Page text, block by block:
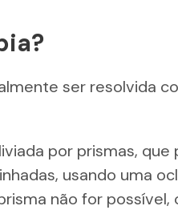
ser resolvida
por prismas, que
usando uma
não for possível,